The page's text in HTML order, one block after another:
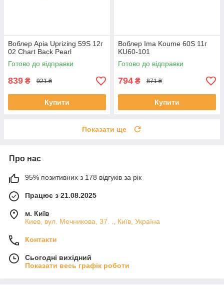
Воблер Apia Uprizing 59S 12г
02 Chart Back Pearl
Готово до відправки
839 ₴ 921 ₴
Купити
Воблер Ima Koume 60S 11г
KU60-101
Готово до відправки
794 ₴ 871 ₴
Купити
Показати ще
Про нас
95% позитивних з 178 відгуків за рік
Працює з 21.08.2025
м. Київ
Киев, вул. Мечникова, 37. ., Київ, Україна
Контакти
Сьогодні вихідний
Показати весь графік роботи